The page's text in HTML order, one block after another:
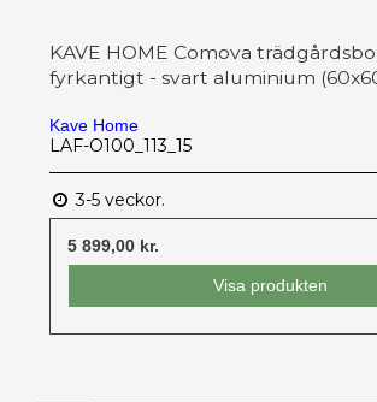
KAVE HOME Comova
fyrkantigt - svart aluminium
Kave Home
LAF-O100_113_15
3-5 veckor.
5 899,00 kr.
Visa produkten